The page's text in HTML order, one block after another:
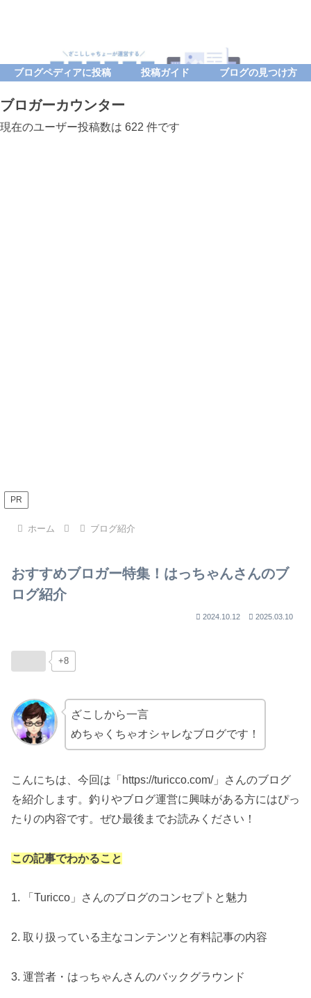
ブログペディアに投稿 投稿ガイド ブログの見つけ方
ブロガーカウンター
現在のユーザー投稿数は 622 件です
PR
ホーム ブログ紹介
おすすめブロガー特集！はっちゃんさんのブ
ログ紹介
2024.10.12 2025.03.10
+8
ざこしから一言
めちゃくちゃオシャレなブログです！
こんにちは、今回は「https://turicco.com/」さんのブログ
を紹介します。釣りやブログ運営に興味がある方にはぴっ
たりの内容です。ぜひ最後までお読みください！
この記事でわかること
1. 「Turicco」さんのブログのコンセプトと魅力
2. 取り扱っている主なコンテンツと有料記事の内容
3. 運営者・はっちゃんさんのバックグラウンド